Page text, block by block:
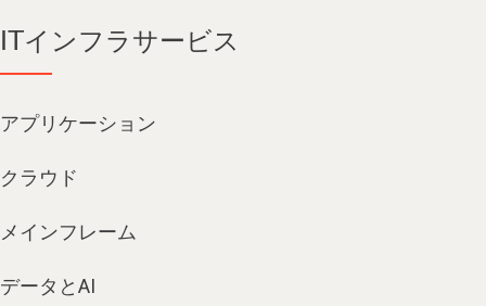
ITインフラサービス
アプリケーション
クラウド
メインフレーム
データとAI